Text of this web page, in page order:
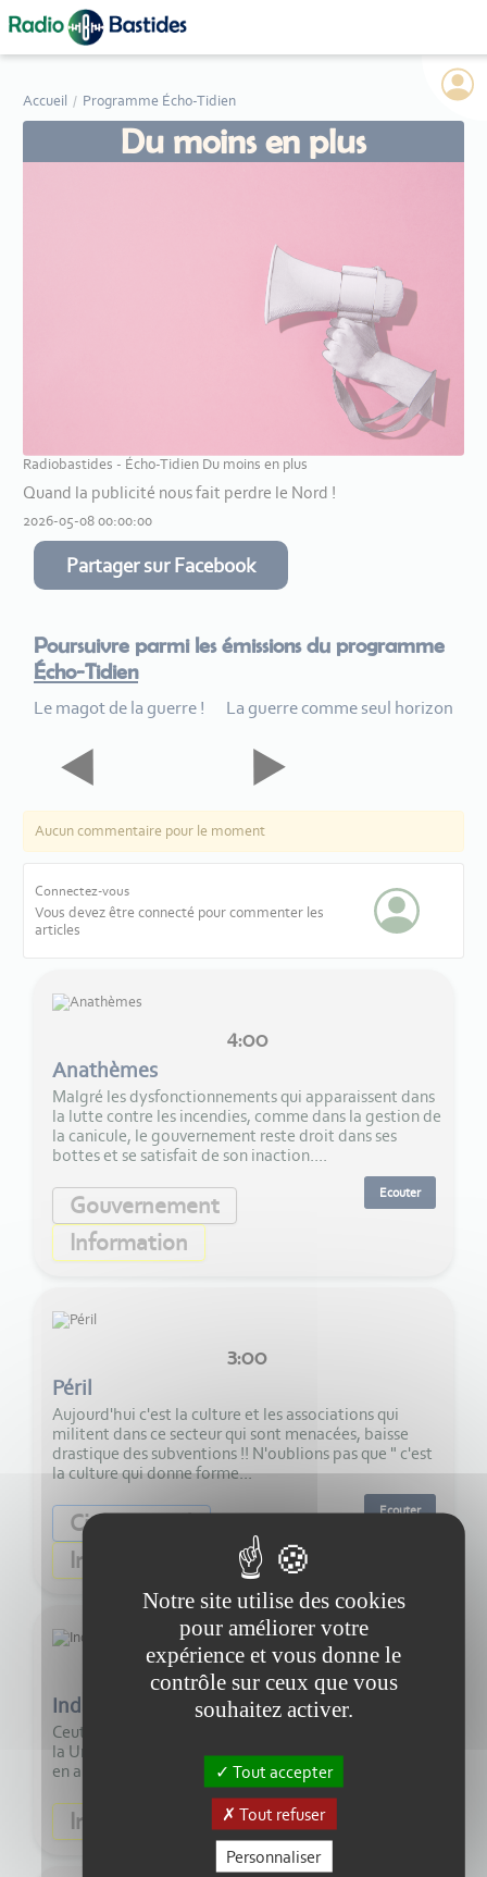
Accueil Programme Écho-Tidien
Du moins en plus
Radiobastides - Écho-Tidien Du moins en plus
Quand la publicité nous fait perdre le Nord !
2026-05-08 00:00:00
Partager sur Facebook
Poursuivre parmi les émissions du programme
Écho-Tidien
Le magot de la guerre ! La guerre comme seul horizon
Aucun commentaire pour le moment
Connectez-vous
Vous devez être connecté pour commenter les
articles
4:00
Anathèmes
Malgré les dysfonctionnements qui apparaissent dans
la lutte contre les incendies, comme dans la gestion de
la canicule, le gouvernement reste droit dans ses
bottes et se satisfait de son inaction....
Gouvernement
Information
Ecouter
3:00
Péril
Aujourd'hui c'est la culture et les associations qui
militent dans ce secteur qui sont menacées, baisse
drastique des subventions !! N'oublions pas que " c'est
la culture qui donne forme...
Citoyenneté
Information
Ecouter
4:00
Indignité
Ceuta, enclave espagnole en territoire marocain a fait
la Une de l'actualité le week-end dernier. Petit retour
en arrière !!
Information
Panneau de gestion des cookies
Notre site utilise des cookies
pour améliorer votre
expérience et vous donne le
contrôle sur ceux que vous
souhaitez activer.
Tout accepter
Tout refuser
Personnaliser